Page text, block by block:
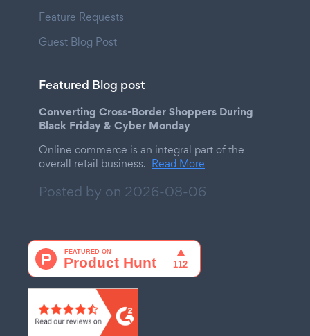
Feature Requests
Guest Blog Post
Featured Blog post
Converting Cross-Border Shoppers During
Black Friday & Cyber Monday
Online commerce is an integral part of the
overall retail business. Read More
Posted by on 2026-08-06